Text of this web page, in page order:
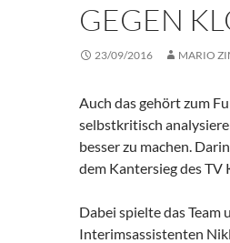
GEGEN
23/09/2016 MARIO
Auch das gehört zum
selbstkritisch
besser zu machen.
dem Kantersieg des TV
Dabei spielte das
Interimsassistenten